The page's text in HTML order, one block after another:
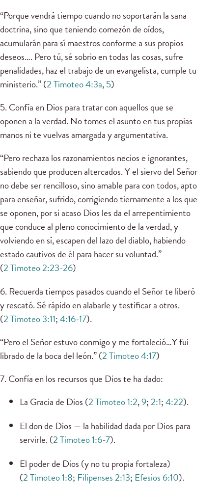
“Porque vendrá tiempo cuando no soportarán la sana
doctrina, sino que teniendo comezón de oídos,
acumularán para sí maestros conforme a sus propios
deseos…. Pero tú, sé sobrio en todas las cosas, sufre
penalidades, haz el trabajo de un evangelista, cumple tu
ministerio.” (2 Timoteo 4:3a,5)
5. Confía en Dios para tratar con aquellos que se
oponen a la verdad. No tomes el asunto en tus propias
manos ni te vuelvas amargada y argumentativa.
“Pero rechaza los razonamientos necios e ignorantes,
sabiendo que producen altercados. Y el siervo del Señor
no debe ser rencilloso, sino amable para con todos, apto
para enseñar, sufrido, corrigiendo tiernamente a los que
se oponen, por si acaso Dios les da el arrepentimiento
que conduce al pleno conocimiento de la verdad, y
volviendo en sí, escapen del lazo del diablo, habiendo
estado cautivos de él para hacer su voluntad.”
(2 Timoteo 2:23-26)
6. Recuerda tiempos pasados cuando el Señor te liberó
y rescató. Sé rápido en alabarle y testificar a otros.
(2 Timoteo 3:11;4:16-17).
“Pero el Señor estuvo conmigo y me fortaleció…Y fui
librado de la boca del león.” (2 Timoteo 4:17)
7. Confía en los recursos que Dios te ha dado:
La Gracia de Dios (2 Timoteo 1:2,9;2:1;4:22).
El don de Dios — la habilidad dada por Dios para
servirle. (2 Timoteo 1:6-7).
El poder de Dios (y no tu propia fortaleza)
(2 Timoteo 1:8; Filipenses 2:13; Efesios 6:10).